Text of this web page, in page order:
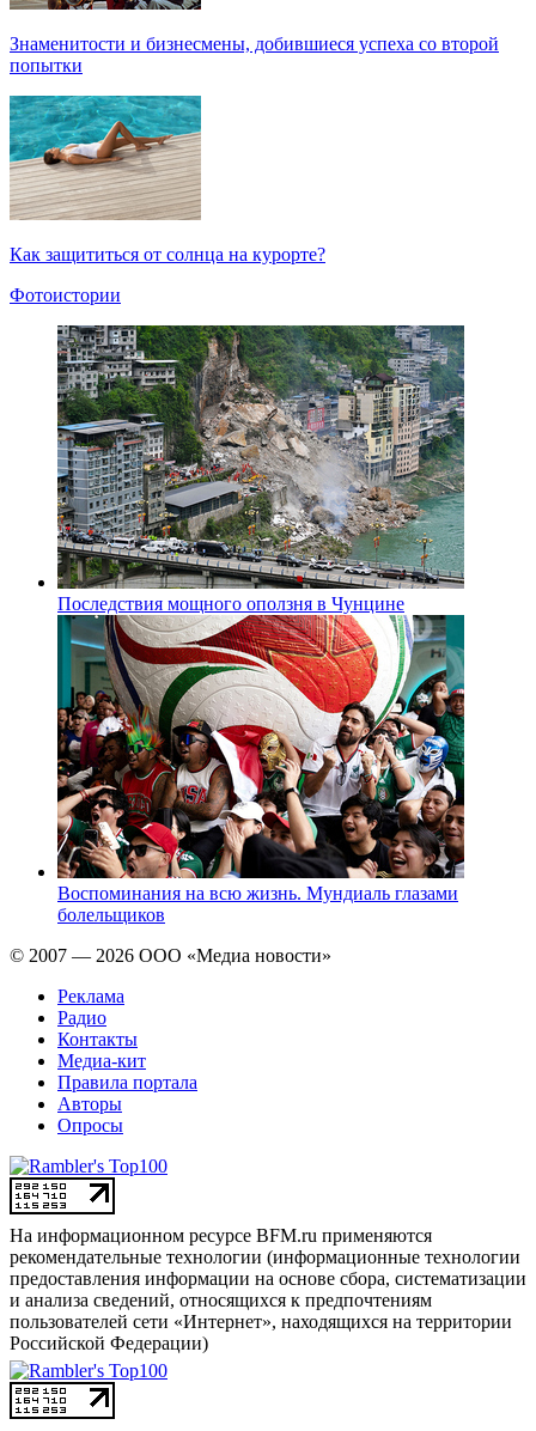
Знаменитости и бизнесмены, добившиеся успеха со второй
попытки
Как защититься от солнца на курорте?
Фотоистории
Последствия мощного оползня в Чунцине
Воспоминания на всю жизнь. Мундиаль глазами
болельщиков
© 2007 — 2026 ООО «Медиа новости»
Реклама
Радио
Контакты
Медиа-кит
Правила портала
Авторы
Опросы
На информационном ресурсе BFM.ru применяются
рекомендательные технологии (информационные технологии
предоставления информации на основе сбора, систематизации
и анализа сведений, относящихся к предпочтениям
пользователей сети «Интернет», находящихся на территории
Российской Федерации)